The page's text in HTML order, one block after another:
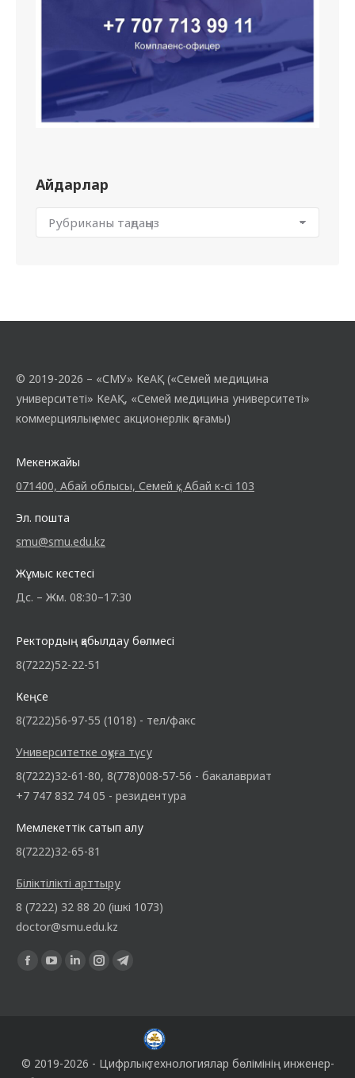
Айдарлар
© 2019-2026 – «СМУ» КеАҚ («Семей медицина
университеті» КеАҚ, «Семей медицина университеті»
коммерциялық емес акционерлік қоғамы)
Мекенжайы
071400, Абай облысы, Семей қ., Абай к-сі 103
Эл. пошта
smu@smu.edu.kz
Жұмыс кестесі
Дс. – Жм. 08:30–17:30
Ректордың қабылдау бөлмесі
8(7222)52-22-51
Кеңсе
8(7222)56-97-55 (1018) - тел/факс
Университетке оқуға түсу
8(7222)32-61-80, 8(778)008-57-56 - бакалавриат
+7 747 832 74 05 - резидентура
Мемлекеттік сатып алу
8(7222)32-65-81
Біліктілікті арттыру
8 (7222) 32 88 20 (ішкі 1073)
doctor@smu.edu.kz
Find us on:
© 2019-2026 - Цифрлық технологиялар бөлімініңинженер-